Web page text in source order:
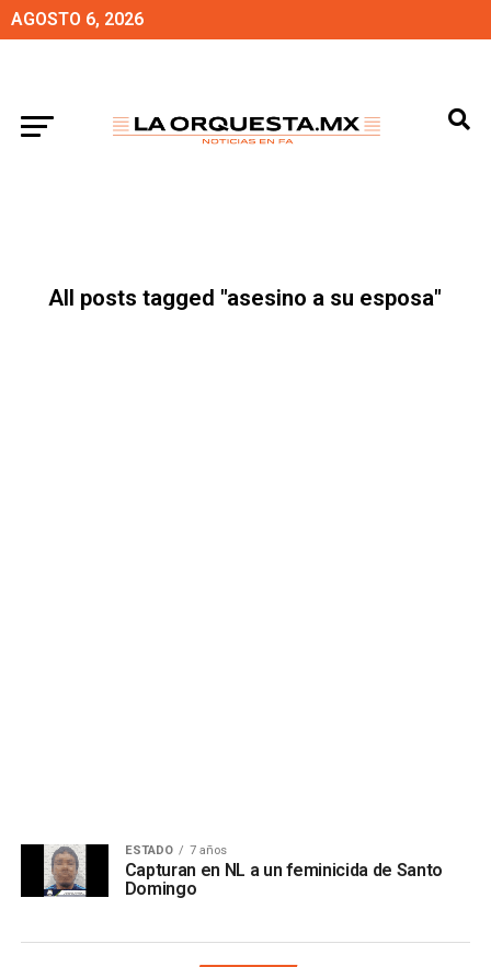
AGOSTO 6, 2026
All posts tagged "asesino a su esposa"
ESTADO 7 años
Capturan en NL a un feminicida de Santo
Domingo